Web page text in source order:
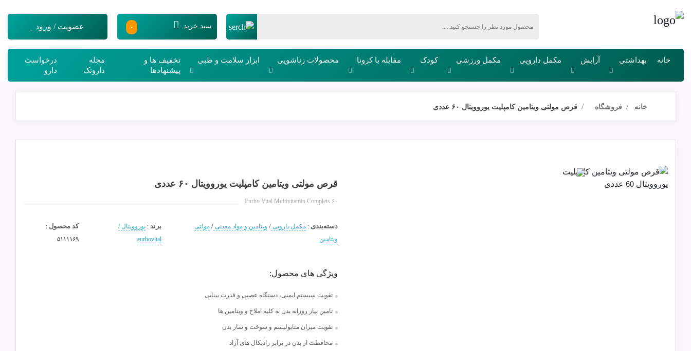
سبد خرید ۰ عضویت / ورود
خانه بهداشتی آرایش مکمل دارویی مکمل ورزشی کودک مقابله با کرونا محصولات زناشویی ابزار سلامت و طبی
تخفیف ها و
پیشنهادها
مجله
دارونک
درخواست
دارو
خانه فروشگاه قرص مولتی ویتامین کامپلیت یوروویتال ۶۰ عددی
قرص مولتی ویتامین کامپلیت یوروویتال ۶۰ عددی
Eurho Vital Multivitamin Complets ۶۰
دسته‌بندی : مکمل دارویی / ویتامین و مواد معدنی / مولتی
ویتامین
برند: یوروویتال /
eurhovital
کد محصول :
۵۱۱۱۱۶۹
ویژگی های محصول:
تقویت سیستم ایمنی، دستگاه عصبی و قدرت بینایی
تامین نیاز روزانه بدن به کلیه املاح و ویتامین ها
تقویت میزان متابولیسم و سوخت و ساز بدن
محافظت از بدن در برابر رادیکال های آزاد